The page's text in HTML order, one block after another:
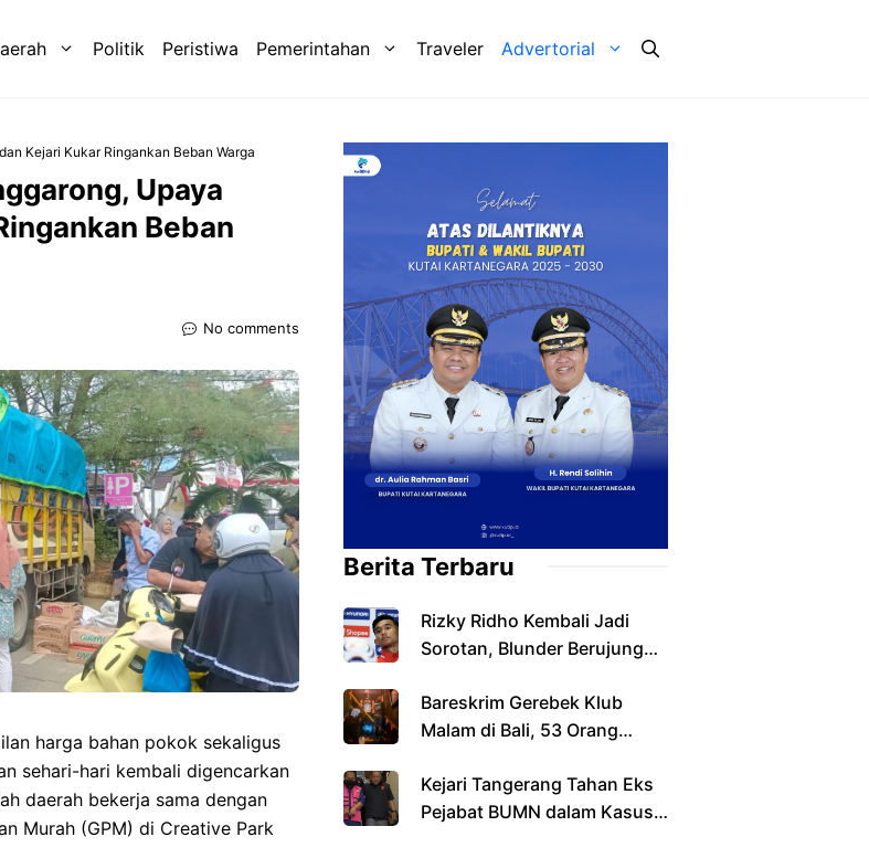
Politik Peristiwa Pemerintahan Traveler Advertorial
Kejari Kukar Ringankan Beban Warga
Upaya
Beban
No comments
harga bahan pokok sekaligus
sehari-hari kembali digencarkan
daerah bekerja sama dengan
Murah (GPM) di Creative Park
Berita Terbaru
Rizky Ridho Kembali Jadi
Sorotan, Blunder Berujung
Bareskrim Gerebek Klub
Malam di Bali, 53 Orang
Narkoba
Kejari Tangerang Tahan Eks
Pejabat BUMN dalam Kasus